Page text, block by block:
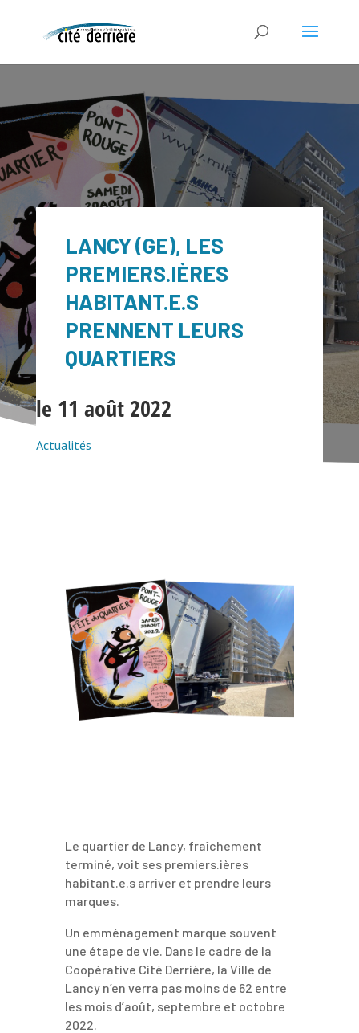
LANCY (GE), LES
PREMIERS.IÈRES
HABITANT.E.S
PRENNENT LEURS
QUARTIERS
le 11 août 2022
Actualités
Le quartier de Lancy, fraîchement
terminé, voit ses premiers.ières
habitant.e.s arriver et prendre leurs
marques.
Un emménagement marque souvent
une étape de vie. Dans le cadre de la
Coopérative Cité Derrière, la Ville de
Lancy n’en verra pas moins de 62 entre
les mois d’août, septembre et octobre
2022.